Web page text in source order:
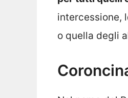
intercessione,
o quella degli